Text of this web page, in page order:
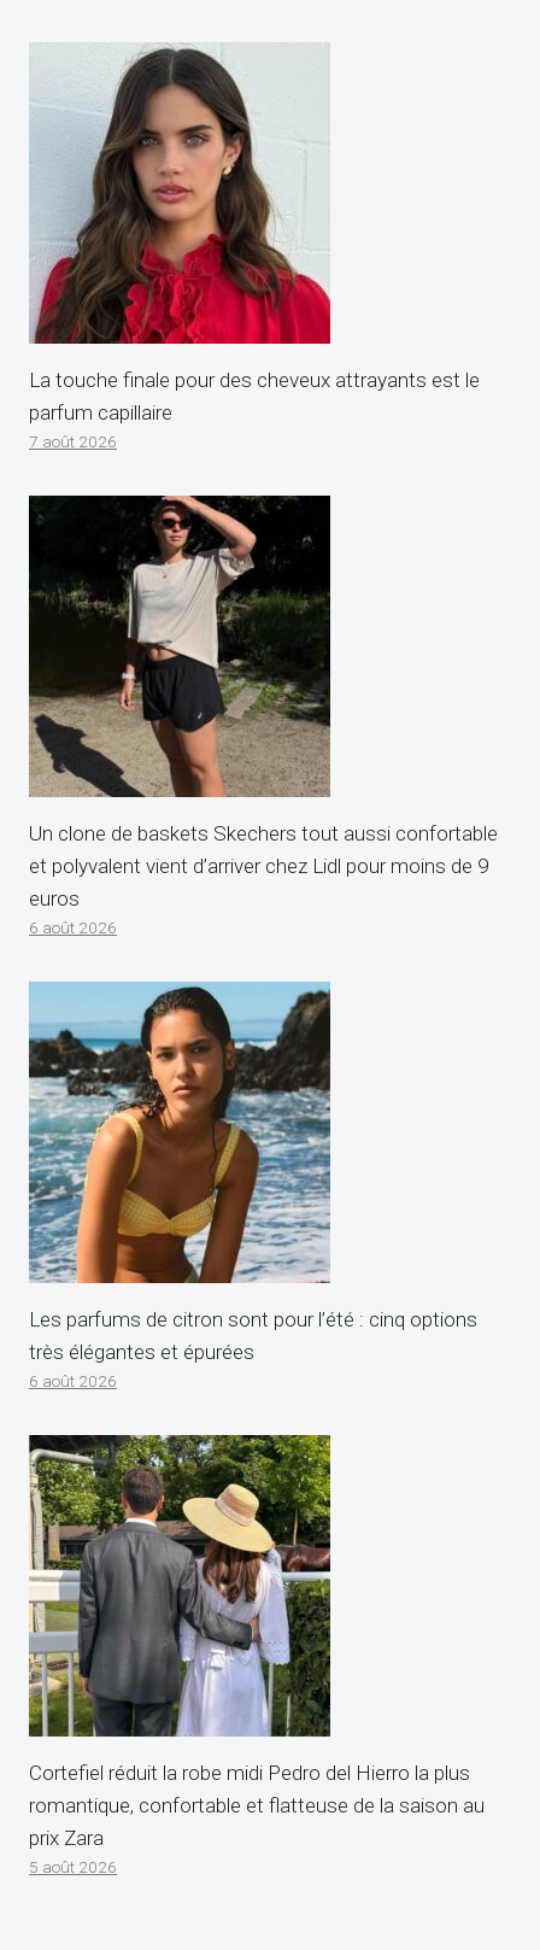
La touche finale pour des cheveux attrayants est le
parfum capillaire
7 août 2026
Un clone de baskets Skechers tout aussi confortable
et polyvalent vient d’arriver chez Lidl pour moins de 9
euros
6 août 2026
Les parfums de citron sont pour l’été : cinq options
très élégantes et épurées
6 août 2026
Cortefiel réduit la robe midi Pedro del Hierro la plus
romantique, confortable et flatteuse de la saison au
prix Zara
5 août 2026